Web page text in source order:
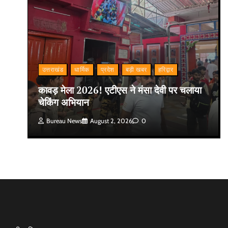
उत्तराखंड धार्मिक प्रदेश बड़ी खबर हरिद्वार
कावड़ मेला 2026! एटीएस ने मंसा देवी पर चलाया
चेकिंग अभियान
Bureau News August 2, 2026 0